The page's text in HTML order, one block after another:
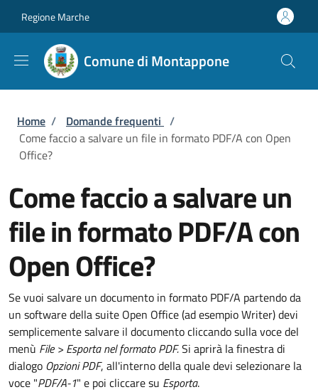
Regione Marche
Comune di Montappone
Briciole di pane
Home / Domande frequenti /
Come faccio a salvare un file in formato PDF/A con Open
Office?
Come faccio a salvare un
file in formato PDF/A con
Open Office?
Se vuoi salvare un documento in formato PDF/A partendo da
un software della suite Open Office (ad esempio Writer) devi
semplicemente salvare il documento cliccando sulla voce del
menù File > Esporta nel formato PDF.Si aprirà la finestra di
dialogo Opzioni PDF, all'interno della quale devi selezionare la
voce "PDF/A-1" e poi cliccare su Esporta.